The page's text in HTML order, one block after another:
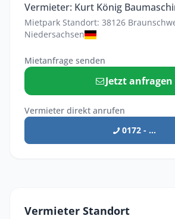
Vermieter: Kurt König
Mietpark Standort: 38126
Niedersachsen
Mietanfrage senden
Jetzt anfragen
Vermieter direkt anrufen
0172 - ...
Vermieter Standort